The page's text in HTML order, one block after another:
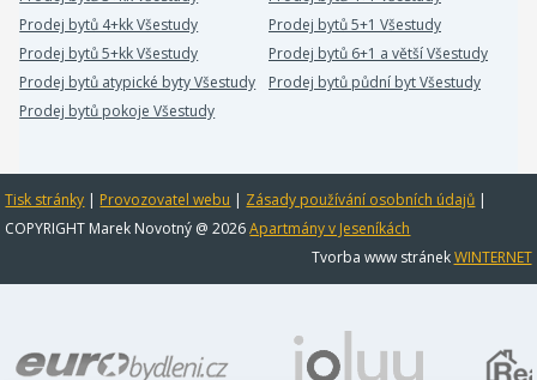
Prodej bytů 4+kk Všestudy
Prodej bytů 5+1 Všestudy
Prodej bytů 5+kk Všestudy
Prodej bytů 6+1 a větší Všestudy
Prodej bytů atypické byty Všestudy
Prodej bytů půdní byt Všestudy
Prodej bytů pokoje Všestudy
Tisk stránky | Provozovatel webu | Zásady používání osobních údajů |
COPYRIGHT Marek Novotný @ 2026Apartmány v Jeseníkách
Tvorba www stránekWINTERNET